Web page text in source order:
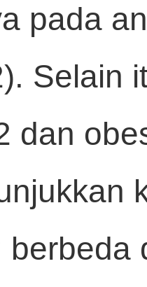
pada
Selain
dan
berbeda